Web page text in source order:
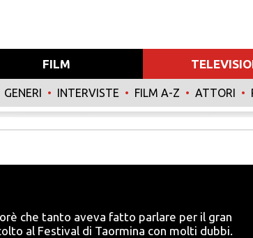
FILM
GENERI • INTERVISTE • FILM A-Z • ATTORI •
che tanto aveva fatto parlare per il gran
al Festival di Taormina con molti dubbi.